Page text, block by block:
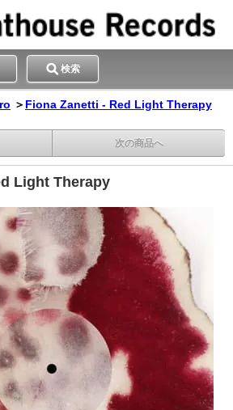
検索
＞ Fiona Zanetti - Red Light Therapy
次の商品へ
Light Therapy